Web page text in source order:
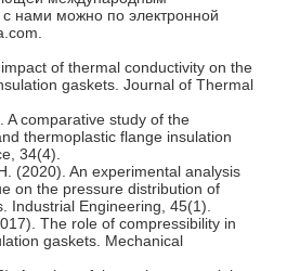
с нами можно по электронной
of thermal conductivity on the
gaskets. Journal of Thermal
A comparative study of the
thermoplastic flange insulation
34(4).
(2020). An experimental analysis
on the pressure distribution of
Industrial Engineering, 45(1).
The role of compressibility in
gaskets. Mechanical